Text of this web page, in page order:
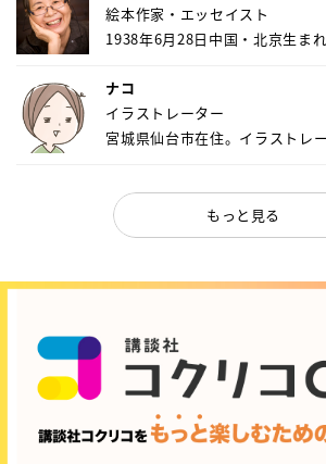
絵本作家・エッセイスト
1938年6月28日中国・北京生ま
ナコ
イラストレーター
宮城県仙台市在住。イラストレ
もっと見る